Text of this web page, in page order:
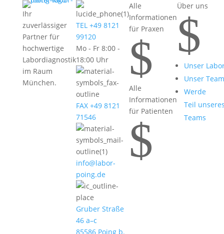
Ihr
zuverlässiger
Partner für
hochwertige
Labordiagnostik
im Raum
München.
TEL +49 8121
99120
Mo - Fr 8:00 -
18:00 Uhr
FAX +49 8121
71546
info@labor-
poing.de
Gruber Straße
46 a–c
85586 Poing b.
Alle
Informationen
für Praxen
$
Alle
Informationen
für Patienten
$
Über uns
$
Unser
Unser Team
Werde
Teil
Teams